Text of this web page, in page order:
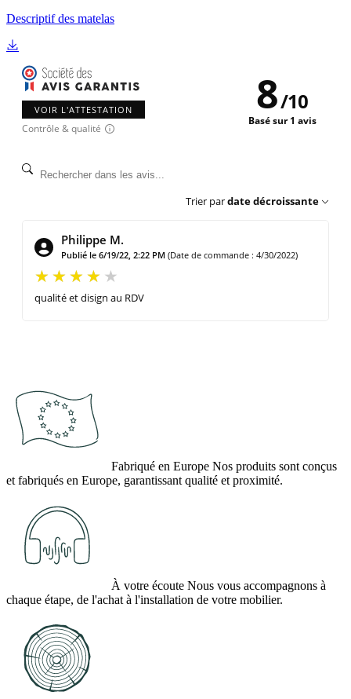
Descriptif des matelas
VOIR L'ATTESTATION
Contrôle & qualité
8/10
Basé sur 1 avis
Trier pardate décroissante
Philippe M.
Publié le 6/19/22, 2:22 PM (Date de commande : 4/30/2022)
qualité et disign au RDV
Fabriqué en Europe Nos produits sont conçus
et fabriqués en Europe, garantissant qualité et proximité.
À votre écoute Nous vous accompagnons à
chaque étape, de l'achat à l'installation de votre mobilier.